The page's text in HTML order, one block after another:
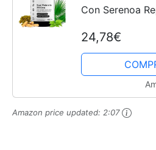
Con Serenoa
Ortiga, Pygeum
y Zinc
24,78€
Amazon price updated: 2:07